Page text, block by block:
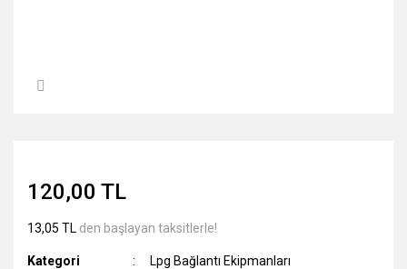
120,00 TL
13,05 TL den başlayan taksitlerle!
Kategori
Lpg Bağlantı Ekipmanları